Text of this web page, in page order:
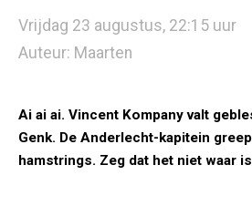
Vrijdag 23 augustus, 22:15 uur
Auteur: Maarten
Ai ai ai. Vincent Kompany valt
Genk. De Anderlecht-kapitein
hamstrings. Zeg dat het niet waar